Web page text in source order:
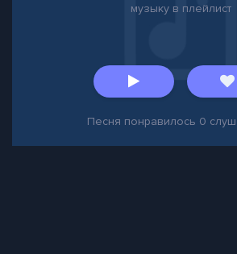
музыку в плейлист
Песня понравилось 0